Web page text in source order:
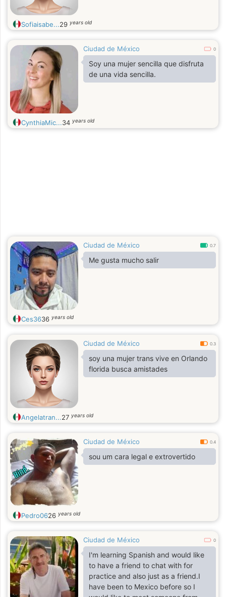
Sofiaisabe...29 years old
Ciudad de México 0
Soy una mujer sencilla que disfruta
de una vida sencilla.
CynthiaMic...34 years old
Ciudad de México 0.7
Me gusta mucho salir
Ces3636 years old
Ciudad de México 0.3
soy una mujer trans vive en Orlando
florida busca amistades
Angelatran...27 years old
Ciudad de México 0.4
sou um cara legal e extrovertido
Pedro0626 years old
Ciudad de México 0
I'm learning Spanish and would like
to have a friend to chat with for
practice and also just as a friend.I
have been to Mexico before so I